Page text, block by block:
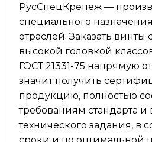
РусСпецКрепеж —
специального
отраслей. Заказать винты
высокой головкой
ГОСТ 21331-75 напрямую
значит получить
продукцию, полностью
требованиям стандарта и
технического задания, в
сроки и по оптимальной